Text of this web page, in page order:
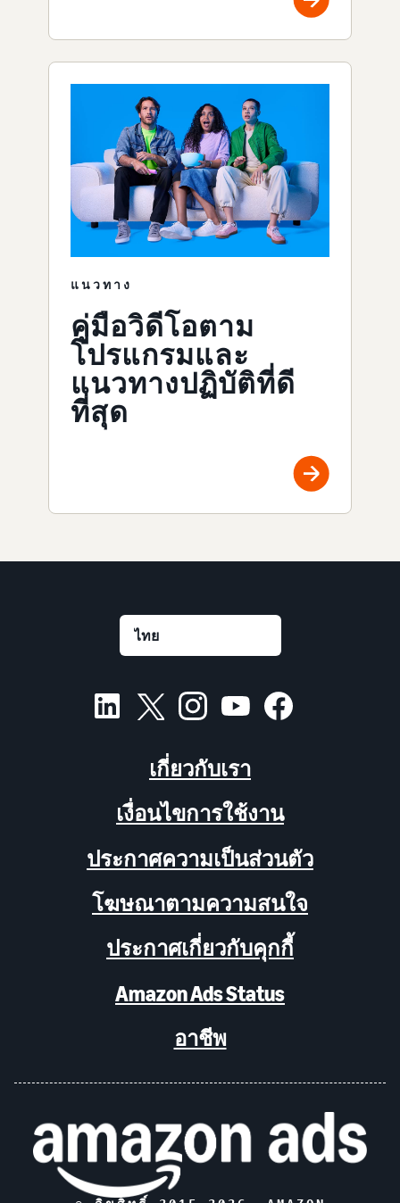
แนวทาง
คู่มือวิดีโอตาม
โปรแกรมและ
แนวทางปฏิบัติที่ดี
ที่สุด
เกี่ยวกับเรา
เงื่อนไขการใช้งาน
ประกาศความเป็นส่วนตัว
โฆษณาตามความสนใจ
ประกาศเกี่ยวกับคุกกี้
Amazon Ads Status
อาชีพ